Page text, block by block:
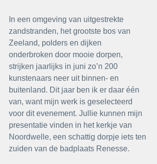
In een omgeving van uitgestrekte
zandstranden, het grootste bos van
Zeeland, polders en dijken
onderbroken door mooie dorpen,
strijken jaarlijks in juni zo’n 200
kunstenaars neer uit binnen- en
buitenland. Dit jaar ben ik er daar één
van, want mijn werk is geselecteerd
voor dit evenement. Jullie kunnen mijn
presentatie vinden in het kerkje van
Noordwelle, een schattig dorpje iets ten
zuiden van de badplaats Renesse.